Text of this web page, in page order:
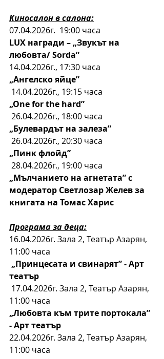
Киносалон в салона:
07.04.2026г.  19:00 часа
LUX награди – „Звукът на
любовта/ Sorda”
14.04.2026г., 17:30 часа
„Ангелско яйце”
14.04.2026г., 19:15 часа
„One for the hard”
26.04.2026г., 18:00 часа
„Булевардът на залеза”
26.04.2026г., 20:30 часа
„Пинк флойд”
28.04.2026г., 19:00 часа
„Мълчанието на агнетата” с
модератор Светлозар Желев за
книгата на Томас Харис
Програма за деца:
16.04.2026г. Зала 2, Театър Азарян,
11:00 часа
„Принцесата и свинарят” - Арт
театър
17.04.2026г. Зала 2, Театър Азарян,
11:00 часа
„Любовта към трите портокала”
- Арт театър
22.04.2026г. Зала 2, Театър Азарян,
11:00 часа